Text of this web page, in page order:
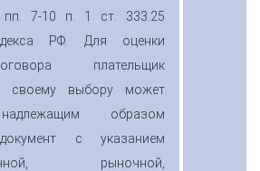
пп. 7-10 п. 1 ст. 333.25
РФ. Для оценки
плательщик
своему выбору может
образом
с указанием
рыночной,